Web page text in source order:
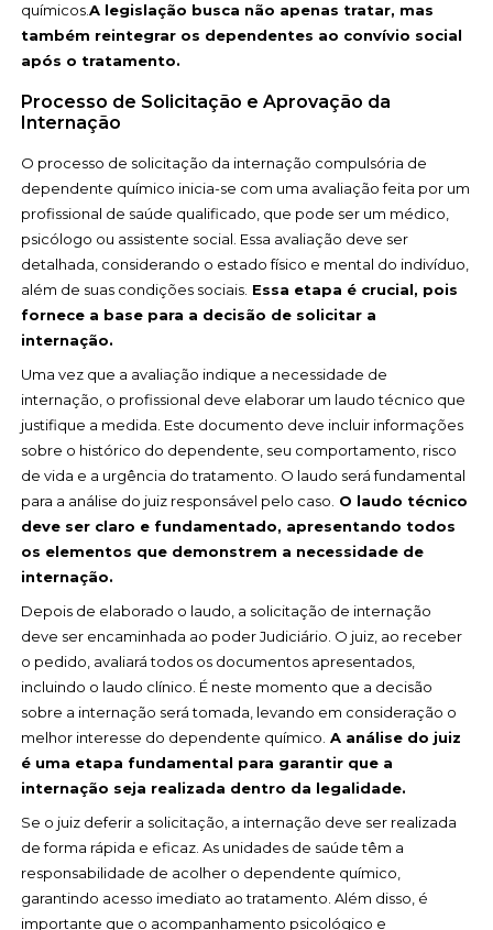
químicos.A legislação busca não apenas tratar, mas
também reintegrar os dependentes ao convívio social
após o tratamento.
Processo de Solicitação e Aprovação da
Internação
O processo de solicitação da internação compulsória de
dependente químico inicia-se com uma avaliação feita por um
profissional de saúde qualificado, que pode ser um médico,
psicólogo ou assistente social. Essa avaliação deve ser
detalhada, considerando o estado físico e mental do indivíduo,
além de suas condições sociais. Essa etapa é crucial, pois
fornece a base para a decisão de solicitar a
internação.
Uma vez que a avaliação indique a necessidade de
internação, o profissional deve elaborar um laudo técnico que
justifique a medida. Este documento deve incluir informações
sobre o histórico do dependente, seu comportamento, risco
de vida e a urgência do tratamento. O laudo será fundamental
para a análise do juiz responsável pelo caso. O laudo técnico
deve ser claro e fundamentado, apresentando todos
os elementos que demonstrem a necessidade de
internação.
Depois de elaborado o laudo, a solicitação de internação
deve ser encaminhada ao poder Judiciário. O juiz, ao receber
o pedido, avaliará todos os documentos apresentados,
incluindo o laudo clínico. É neste momento que a decisão
sobre a internação será tomada, levando em consideração o
melhor interesse do dependente químico. A análise do juiz
é uma etapa fundamental para garantir que a
internação seja realizada dentro da legalidade.
Se o juiz deferir a solicitação, a internação deve ser realizada
de forma rápida e eficaz. As unidades de saúde têm a
responsabilidade de acolher o dependente químico,
garantindo acesso imediato ao tratamento. Além disso, é
importante que o acompanhamento psicológico e